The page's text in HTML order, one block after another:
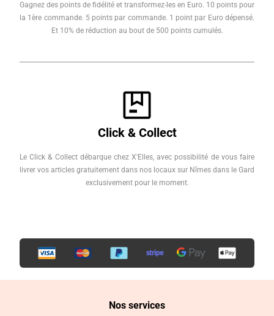
Gagnez des points de fidélité et transformez-les en Euro. 10 points pour
la 1ère commande. 5 points par commande. 1 point par Euro dépensé.
Et 10% de réduction au bout de 500 points cumulés.
Click & Collect
Le Click & Collect débarque chez X'Elles, avec possibilité de vous faire
livrer vos articles gratuitement dans nos locaux sur Nîmes dans le Gard
exclusivement pour le moment.
Nos services